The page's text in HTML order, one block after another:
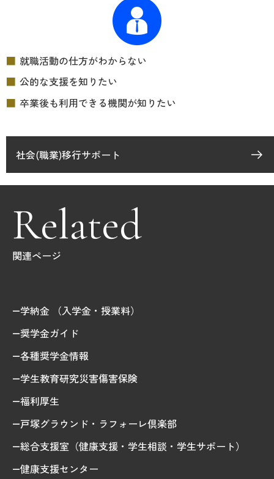
就職活動の仕方がわからない
公的な支援を知りたい
卒業後も利用できる機関が知りたい
社会(職業)移行サポート
Related
関連ページ
学納金 （入学金・授業料）
奨学金ガイド
各種奨学金情報
学生教育研究災害傷害保険
福利厚生
戸塚グラウンド・ラフォーレ倶楽部
総合支援室（健康支援・学生相談・学生サポート）
健康支援センター